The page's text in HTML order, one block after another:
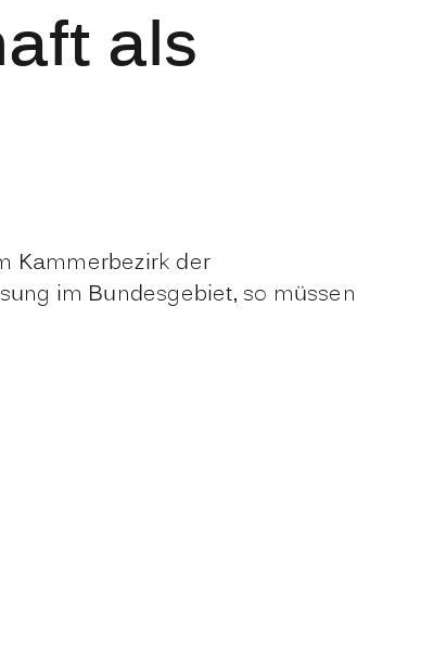
als
Kammerbezirk der
im Bundesgebiet, so müssen